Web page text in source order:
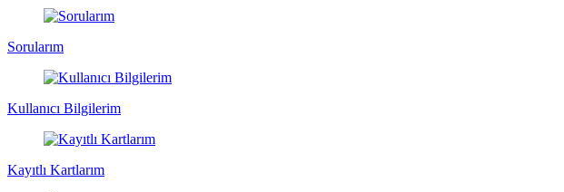
Sorularım
Kullanıcı Bilgilerim
Kayıtlı Kartlarım